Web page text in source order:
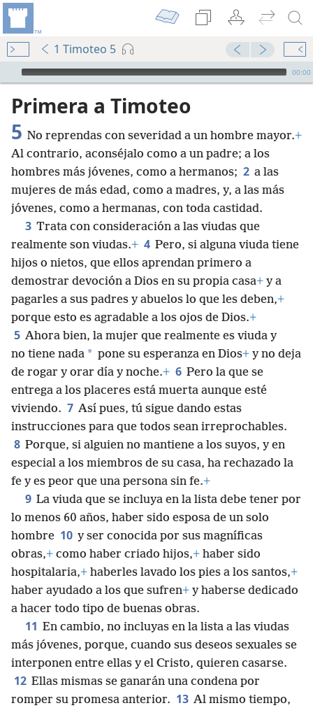
1 Timoteo 5
Audio Player
00:00
Primera a Timoteo
5 No reprendas con severidad a un hombre mayor.+
Al contrario, aconséjalo como a un padre; a los
hombres más jóvenes, como a hermanos; 2 a las
mujeres de más edad, como a madres, y, a las más
jóvenes, como a hermanas, con toda castidad.
3 Trata con consideración a las viudas que
realmente son viudas.+ 4 Pero, si alguna viuda tiene
hijos o nietos, que ellos aprendan primero a
demostrar devoción a Dios en su propia casa+ y a
pagarles a sus padres y abuelos lo que les deben,+
porque esto es agradable a los ojos de Dios.+
5 Ahora bien, la mujer que realmente es viuda y
no tiene nada * pone su esperanza en Dios+ y no deja
de rogar y orar día y noche.+ 6 Pero la que se
entrega a los placeres está muerta aunque esté
viviendo. 7 Así pues, tú sigue dando estas
instrucciones para que todos sean irreprochables.
8 Porque, si alguien no mantiene a los suyos, y en
especial a los miembros de su casa, ha rechazado la
fe y es peor que una persona sin fe.+
9 La viuda que se incluya en la lista debe tener por
lo menos 60 años, haber sido esposa de un solo
hombre 10 y ser conocida por sus magníficas
obras,+ como haber criado hijos,+ haber sido
hospitalaria,+ haberles lavado los pies a los santos,+
haber ayudado a los que sufren+ y haberse dedicado
a hacer todo tipo de buenas obras.
11 En cambio, no incluyas en la lista a las viudas
más jóvenes, porque, cuando sus deseos sexuales se
interponen entre ellas y el Cristo, quieren casarse.
12 Ellas mismas se ganarán una condena por
romper su promesa anterior. 13 Al mismo tiempo,